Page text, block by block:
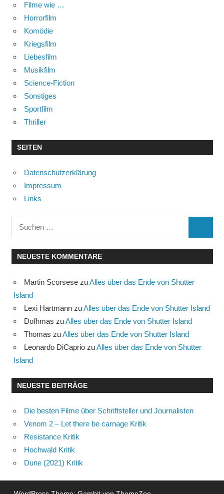
Filme wie …
Horrorfilm
Komödie
Kriegsfilm
Liebesfilm
Musikfilm
Science-Fiction
Sonstiges
Sportfilm
Thriller
SEITEN
Datenschutzerklärung
Impressum
Links
Suchen
nach:
NEUESTE KOMMENTARE
Martin Scorsese zuAlles über das Ende von Shutter
Island
Lexi Hartmann zuAlles über das Ende von Shutter Island
Dofhmas zuAlles über das Ende von Shutter Island
Thomas zuAlles über das Ende von Shutter Island
Leonardo DiCaprio zuAlles über das Ende von Shutter
Island
NEUESTE BEITRÄGE
Die besten Filme über Schriftsteller und Journalisten
Venom 2 – Let there be carnage Kritik
Resistance Kritik
Hochwald Kritik
Dune (2021) Kritik